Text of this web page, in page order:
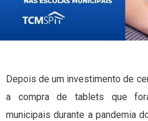
Depois de um investimento de
a compra de tablets que
municipais durante a pandemia